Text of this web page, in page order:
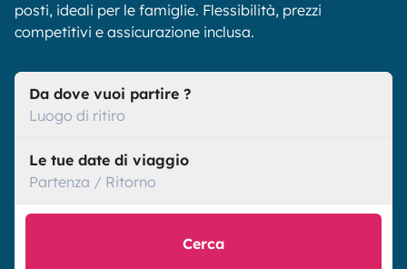
posti, ideali per le famiglie. Flessibilità, prezzi
competitivi e assicurazione inclusa.
Da dove vuoi partire ?
Luogo di ritiro
Le tue date di viaggio
Partenza / Ritorno
Cerca